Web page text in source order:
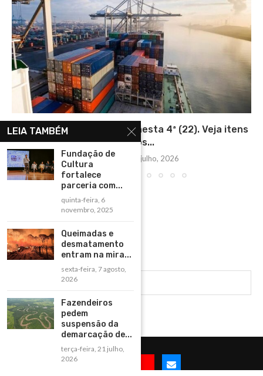
Tarifaço dos EUA começa nesta 4ª (22). Veja itens
taxados...
quarta-feira, 22 julho, 2026
LEIA TAMBÉM
Fundação de
Cultura
fortalece
parceria com...
quinta-feira, 6
novembro, 2025
Queimadas e
desmatamento
entram na mira...
sexta-feira, 7 agosto,
2026
Fazendeiros
pedem
suspensão da
demarcação de...
terça-feira, 21 julho,
2026